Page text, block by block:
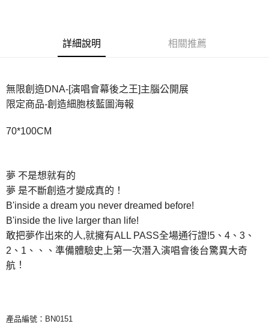
運送方式
全家取貨付款
每筆NT$65，滿NT$1,000(含以上)免運費
7-11取貨付款
每筆NT$65，滿NT$1,000(含以上)免運費
付款後7-11取貨
每筆NT$65，滿NT$1,000(含以上)免運費
宅配
詳細說明 相關推薦
無限創造DNA-[演唱會幕後之王]主腦公開展
限定商品-創造細胞核藍圖海報
70*100CM
夢 不是想就有的
夢 是不斷創造才變成真的！
B'inside a dream you never dreamed before!
B'inside the live larger than life!
敢把夢作出來的人,就擁有ALL PASS全場通行證!5、4、3、
2、1、、、準備體驗史上第一次潛入演唱會後台驚異大奇
航 ！
產品編號：BN0151